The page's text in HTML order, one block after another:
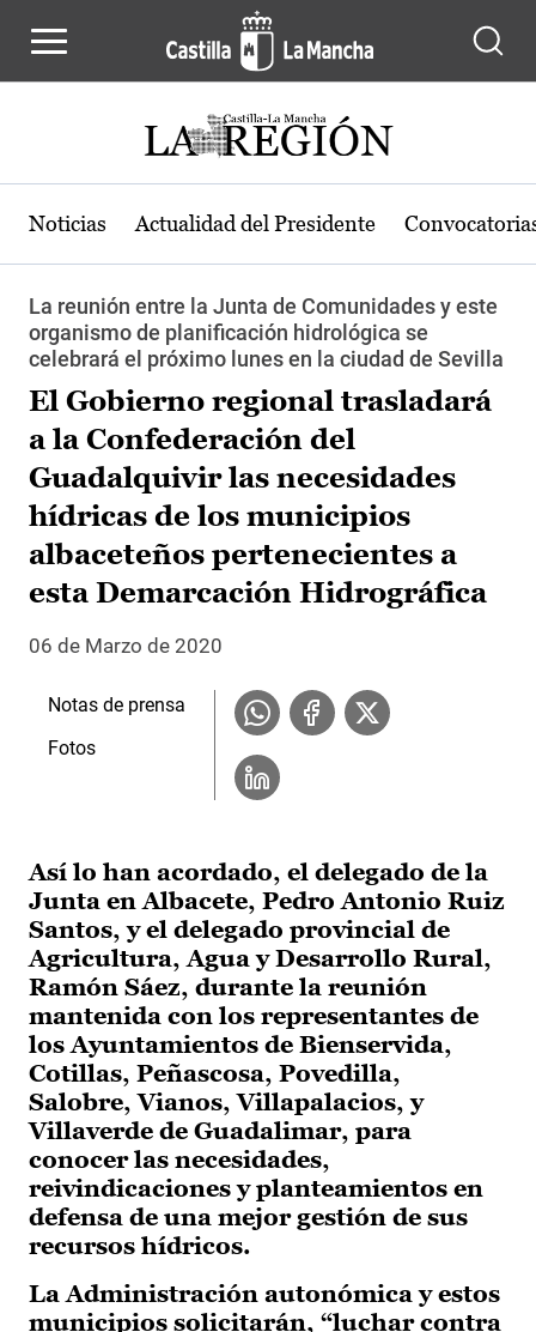
Noticias Actualidad del Presidente
La reunión entre la Junta de Comunidades y este
organismo de planificación hidrológica se
celebrará el próximo lunes en la ciudad de Sevilla
El Gobierno regional trasladará
a la Confederación del
Guadalquivir las necesidades
hídricas de los municipios
albaceteños pertenecientes a
esta Demarcación Hidrográfica
06 de Marzo de 2020
Así lo han acordado, el delegado de la
Junta en Albacete, Pedro Antonio Ruiz
Santos, y el delegado provincial de
Agricultura, Agua y Desarrollo Rural,
Ramón Sáez, durante la reunión
mantenida con los representantes de
los Ayuntamientos de Bienservida,
Cotillas, Peñascosa, Povedilla,
Salobre, Vianos, Villapalacios, y
Villaverde de Guadalimar, para
conocer las necesidades,
reivindicaciones y planteamientos en
defensa de una mejor gestión de sus
recursos hídricos.
La Administración autonómica y estos
municipios solicitarán, “luchar contra
Notas de prensa
Fotos